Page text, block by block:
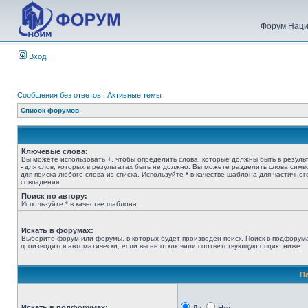
Форум
Вход
Сообщения без ответов | Активные темы
Список форумов
Ключевые слова:
Вы можете использовать + , чтобы определить слова, которые должны быть в
- для слов, которых в результатах быть не должно. Вы можете разделить слова
для поиска любого слова из списка. Используйте * в качестве шаблона для
совпадения.
Поиск по автору:
Используйте * в качестве шаблона.
Искать в форумах:
Выберите форум или форумы, в которых будет произведён поиск. Поиск в
производится автоматически, если вы не отключили соответствующую опцию ниже.